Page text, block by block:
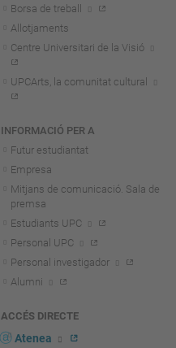
Borsa de treball
Allotjaments
Centre Universitari de la Visió
UPCArts, la comunitat cultural
INFORMACIÓ PER A
Futur estudiantat
Empresa
Mitjans de comunicació. Sala de
premsa
Estudiants UPC
Personal UPC
Personal investigador
Alumni
ACCÉS DIRECTE
Atenea